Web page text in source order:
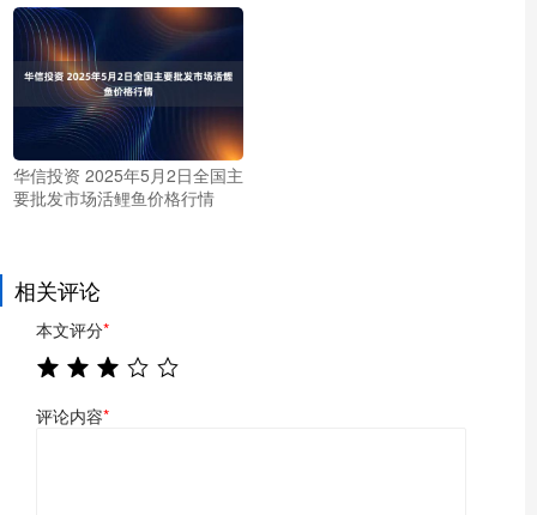
华信投资 2025年5月2日全国主
要批发市场活鲤鱼价格行情
相关评论
本文评分*
评论内容*